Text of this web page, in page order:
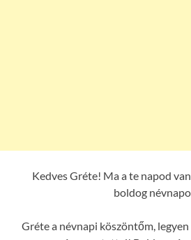
Kedves Gréte! Ma a te napod
boldog
Gréte a névnapi köszöntőm,